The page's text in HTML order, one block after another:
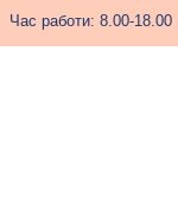
Час работи: 8.00-18.00